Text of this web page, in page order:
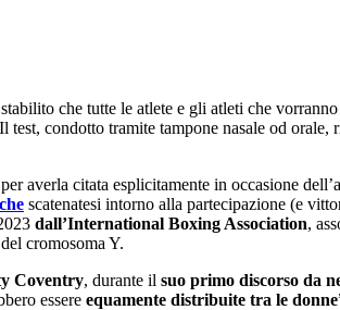
che tutte le atlete e gli atleti che
condotto tramite tampone nasale od
per averla citata esplicitamente in occasione
scatenatesi intorno alla partecipazione (e
dall’International Boxing Association,
cromosoma Y.
Coventry, durante il suo primo discorso da
essere equamente distribuite tra le donne